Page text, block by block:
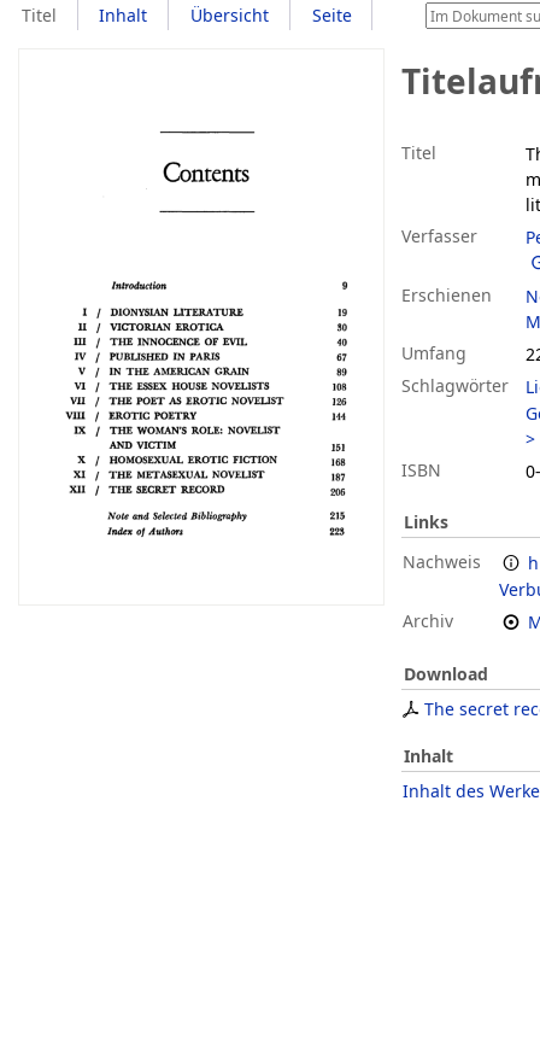
Titel Inhalt Übersicht Seite
Titel
Verfasser
Erschienen
Umfang
Schlagwörter
>
ISBN
Links
Nachweis
Archiv
Download
The secret
Inhalt
Inhalt des